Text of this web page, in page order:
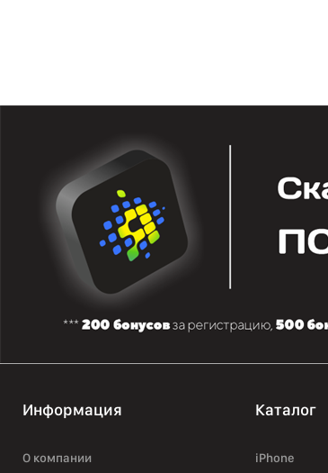
Информация
О компании
Каталог
iPhone